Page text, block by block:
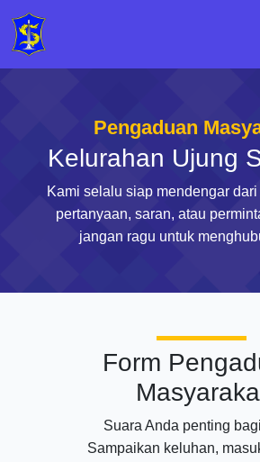
Pengaduan
Kelurahan Ujung
Kami selalu siap mendengar
pertanyaan, saran, atau
jangan ragu untuk
Form
Suara Anda penting
Sampaikan keluhan,